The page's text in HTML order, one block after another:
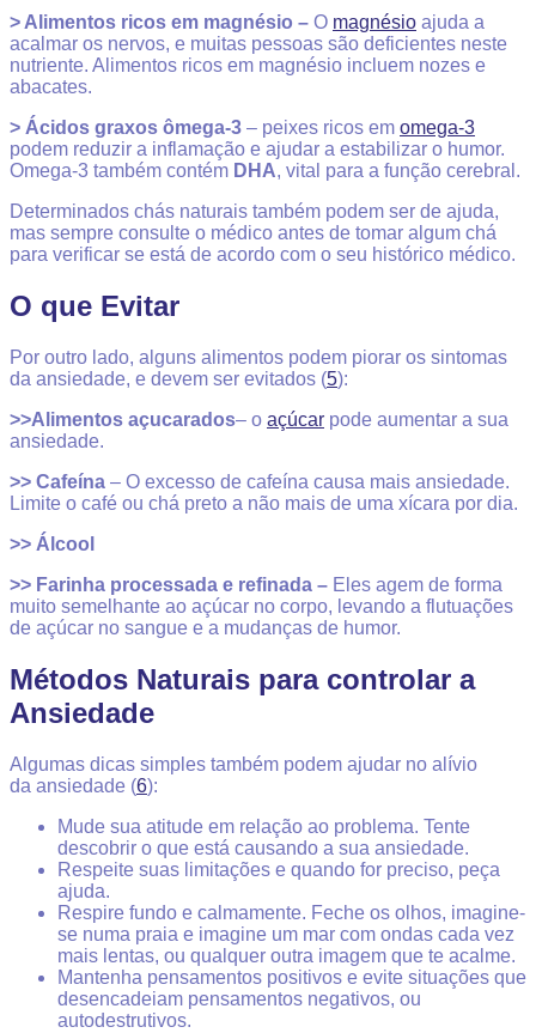
> Alimentos ricos em magnésio – O magnésio ajuda a
acalmar os nervos, e muitas pessoas são deficientes neste
nutriente. Alimentos ricos em magnésio incluem nozes e
abacates.
> Ácidos graxos ômega-3 – peixes ricos em omega-3
podem reduzir a inflamação e ajudar a estabilizar o humor.
Omega-3 também contém DHA, vital para a função cerebral.
Determinados chás naturais também podem ser de ajuda,
mas sempre consulte o médico antes de tomar algum chá
para verificar se está de acordo com o seu histórico médico.
O que Evitar
Por outro lado, alguns alimentos podem piorar os sintomas
da ansiedade, e devem ser evitados (5):
>>Alimentos açucarados– o açúcar pode aumentar a sua
ansiedade.
>> Cafeína – O excesso de cafeína causa mais ansiedade.
Limite o café ou chá preto a não mais de uma xícara por dia.
>> Álcool
>> Farinha processada e refinada – Eles agem de forma
muito semelhante ao açúcar no corpo, levando a flutuações
de açúcar no sangue e a mudanças de humor.
Métodos Naturais para controlar a
Ansiedade
Algumas dicas simples também podem ajudar no alívio
da ansiedade (6):
Mude sua atitude em relação ao problema. Tente
descobrir o que está causando a sua ansiedade.
Respeite suas limitações e quando for preciso, peça
ajuda.
Respire fundo e calmamente. Feche os olhos, imagine-
se numa praia e imagine um mar com ondas cada vez
mais lentas, ou qualquer outra imagem que te acalme.
Mantenha pensamentos positivos e evite situações que
desencadeiam pensamentos negativos, ou
autodestrutivos.